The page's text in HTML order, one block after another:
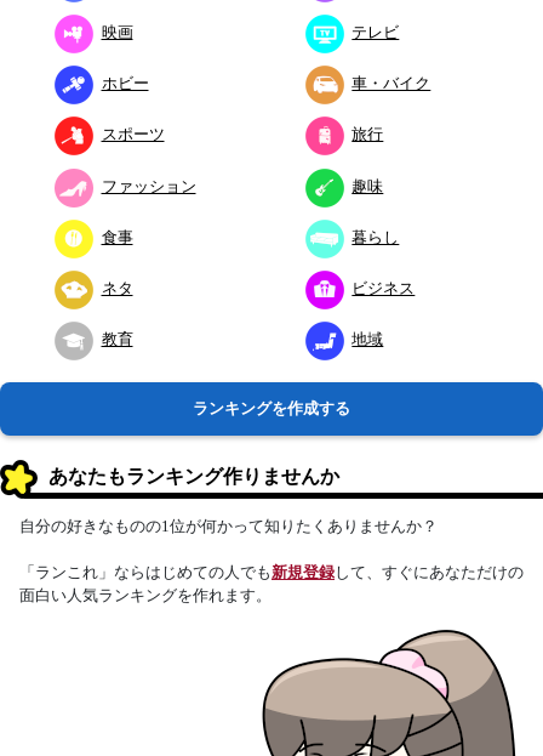
映画 テレビ
ホビー 車・バイク
スポーツ 旅行
ファッション 趣味
食事 暮らし
ネタ ビジネス
教育 地域
ランキングを作成する
あなたもランキング作りませんか
自分の好きなものの1位が何かって知りたくありませんか？
「ランこれ」ならはじめての人でも新規登録して、すぐにあなただけの
面白い人気ランキングを作れます。